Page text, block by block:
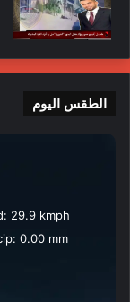
الطقس اليوم
29.9 kmph
0.00 mm